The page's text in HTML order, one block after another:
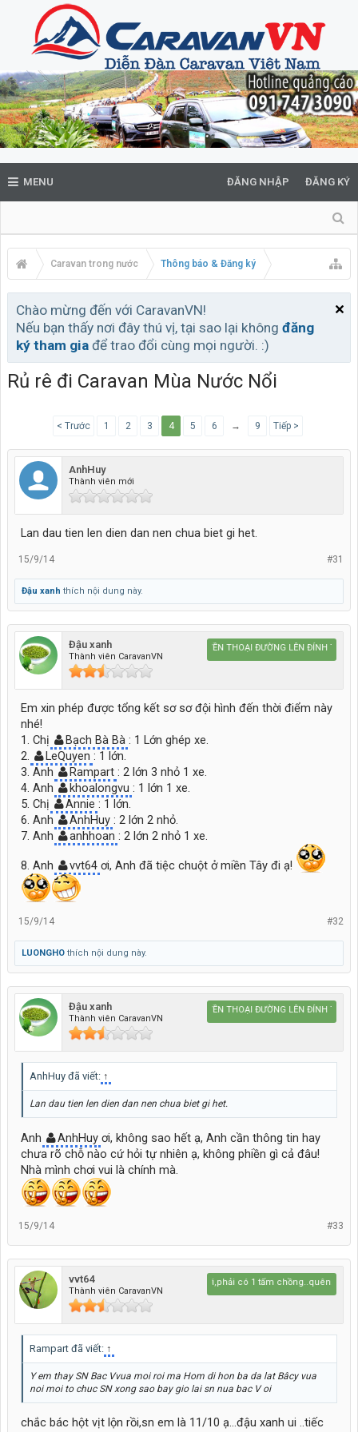
MENU ĐĂNG NHẬP ĐĂNG KÝ
Caravan trong nước Thông báo & Đăng ký
Chào mừng đến với CaravanVN!
Nếu bạn thấy nơi đây thú vị, tại sao lại không đăng
ký tham gia để trao đổi cùng mọi người. :)
Rủ rê đi Caravan Mùa Nước Nổi
< Trước 1 2 3 4 5 6 → 9 Tiếp >
AnhHuy
Thành viên mới
Lan dau tien len dien dan nen chua biet gi het.
#31
15/9/14
Đậu xanh thích nội dung này.
Đậu xanh
Thành viên CaravanVN
Caravan HUYỀN THOẠI ĐƯỜNG LÊN ĐỈNH THẾ GIỚI
Em xin phép được tổng kết sơ sơ đội hình đến thời điểm này
nhé!
1. Chị
Bạch Bà Bà : 1 Lớn ghép xe.
2.
LeQuyen : 1 lớn.
3. Anh
Rampart : 2 lớn 3 nhỏ 1 xe.
4. Anh
khoalongvu : 1 lớn 1 xe.
5. Chị
Annie : 1 lớn.
6. Anh
AnhHuy : 2 lớn 2 nhỏ.
7. Anh
anhhoan : 2 lớn 2 nhỏ 1 xe.
8. Anh vvt64 ơi, Anh đã tiệc chuột ở miền Tây đi ạ!
#32
15/9/14
LUONGHO thích nội dung này.
Đậu xanh
Thành viên CaravanVN
Caravan HUYỀN THOẠI ĐƯỜNG LÊN ĐỈNH THẾ GIỚI
AnhHuy đã viết: ↑
Lan dau tien len dien dan nen chua biet gi het.
Anh AnhHuy ơi, không sao hết ạ, Anh cần thông tin hay
chưa rõ chỗ nào cứ hỏi tự nhiên ạ, không phiền gì cả đâu!
Nhà mình chơi vui là chính mà.
#33
15/9/14
vvt64
Thành viên CaravanVN
sống trên đời,phải có 1 tấm chồng..quên..1 tấm
Rampart đã viết: ↑
Y em thay SN Bac Vvua moi roi ma Hom di hon ba da lat Bâcy vua
noi moi to chuc SN xong sao bay gio lai sn nua bac V oi
chắc bác hột vịt lộn rồi,sn em là 11/10 ạ...đậu xanh ui ..tiếc